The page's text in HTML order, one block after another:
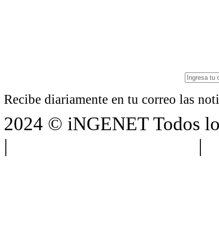
Recibe diariamente en tu correo las
2024 © iNGENET Todos
|
|